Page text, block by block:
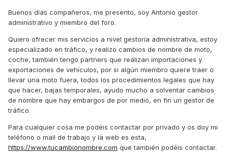
Buenos días compañeros, me presento, soy Antonio gestor
administrativo y miembro del foro.
Quiero ofrecer mis servicios a nivel gestoría administrativa, estoy
especializado en tráfico, y realizo cambios de nombre de moto,
coche, también tengo partners que realizan importaciones y
exportaciones de vehículos, por si algún miembro quiere traer o
llevar una moto fuera, todos los procedimientos legales que hay
que hacer, bajas temporales, ayudo mucho a solventar cambios
de nombre que hay embargos de por medio, en fin un gestor de
tráfico.
Para cualquier cosa me podéis contactar por privado y os doy mi
teléfono o mail de trabajo y la web es esta,
https://www.tucambionombre.com que también podéis contactar.